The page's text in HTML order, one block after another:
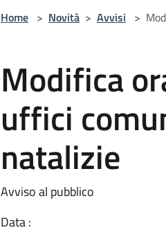
Home > Novità > Avvisi >
Modifica
uffici
natalizie
Avviso al pubblico
Data :